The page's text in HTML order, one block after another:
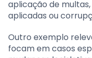
aplicação de
aplicadas ou
Outro exemplo
focam em casos